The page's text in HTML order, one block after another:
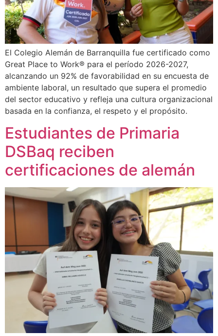
El Colegio Alemán de Barranquilla fue certificado como
Great Place to Work® para el período 2026-2027,
alcanzando un 92% de favorabilidad en su encuesta de
ambiente laboral, un resultado que supera el promedio
del sector educativo y refleja una cultura organizacional
basada en la confianza, el respeto y el propósito.
Estudiantes de Primaria
DSBaq reciben
certificaciones de alemán​